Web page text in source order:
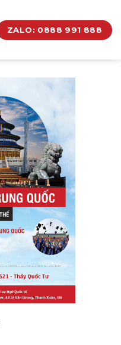
ZALO: 0888 991 888